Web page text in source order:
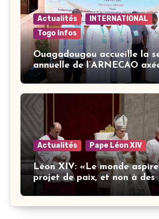
Actualités
INTERNATIONAL
Togo Infos
Ouagadougou accueille la
annuelle de l’ARNECAO
défis de l’intelligence
dans l’éducation catholique
Actualités Pape Léon XIV
Léon XIV: «Le monde
projet de paix, et non à des
stratégies armées»